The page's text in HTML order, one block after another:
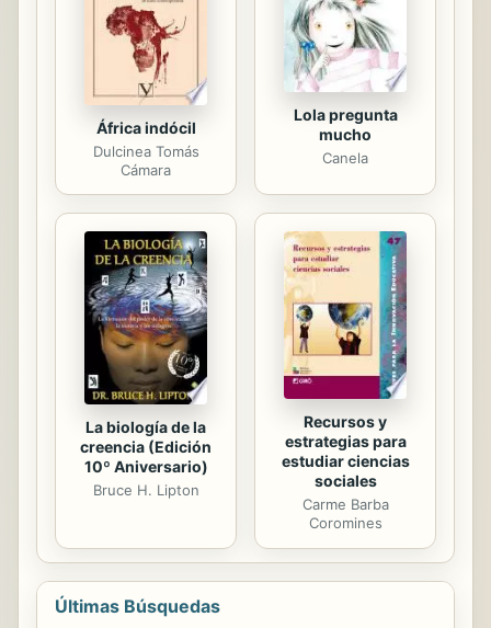
algunas bases ecológicas del manejo
de plagas, una discusión bastante
detallada sobre los...
África indócil
Dulcinea Tomás
Cámara
Lola pregunta
mucho
Canela
La biología de la
creencia (Edición
10º Aniversario)
Bruce H. Lipton
Recursos y
estrategias para
estudiar ciencias
sociales
Carme Barba
Coromines
Últimas Búsquedas